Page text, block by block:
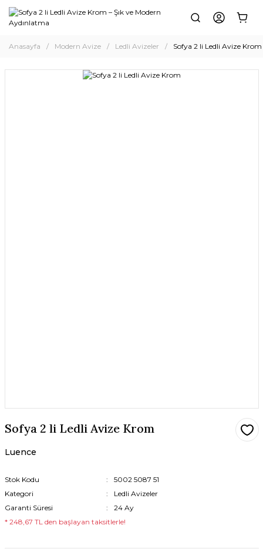
Anasayfa Modern Avize Ledli Avizeler Sofya 2 li Ledli Avize Krom
Sofya 2 li Ledli Avize Krom
Luence
Stok Kodu
5002 5087 51
Kategori
Ledli Avizeler
Garanti Süresi
24 Ay
* 248,67 TL den başlayan taksitlerle!